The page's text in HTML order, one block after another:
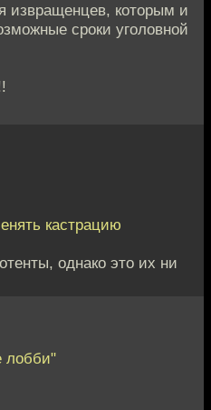
извращенцев, которым и
сроки уголовной
кастрацию
однако это их ни
лобби"